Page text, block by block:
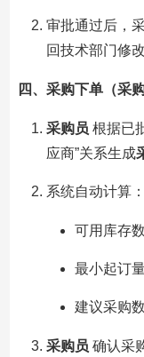
审批通过后，
回技术部门修改
四、采购下单（采购
采购员 根据已
应商”关系生成
系统自动计算：
可用库存
最小起订
建议采购
采购员 确认采